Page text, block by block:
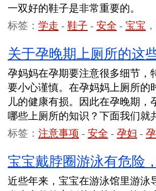
一双好的鞋子是非常重要的。
标签： 学走 - 鞋子 - 安全 - 宝宝
关于孕晚期上厕所的这
孕妈妈在孕期要注意很多细节，
要小心谨慎。在孕妈妈上厕所的
儿的健康有损。因此在孕晚期
哪些上厕所的知识？下面我们就
标签： 注意事项 - 安全 - 孕妇 -
宝宝戴脖圈游泳有危险
近些年来，宝宝在游泳馆里游泳